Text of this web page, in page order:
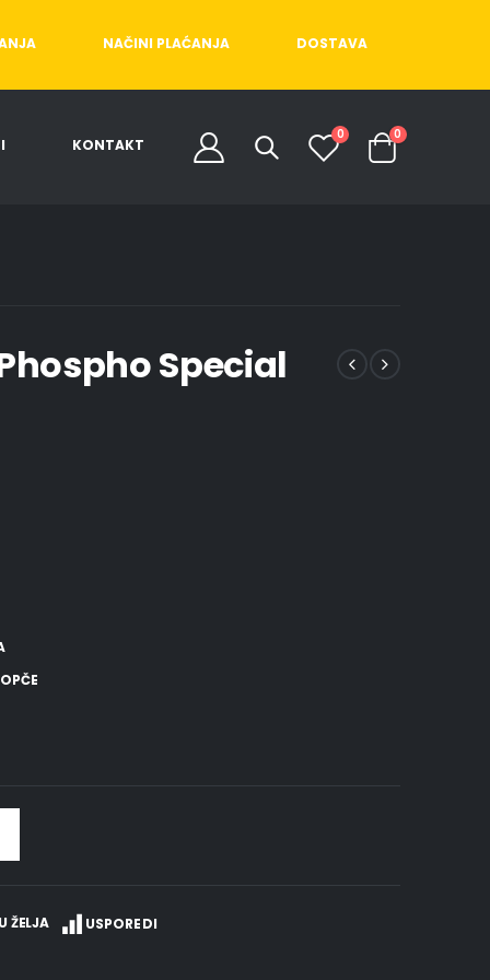
NAČINI PLAĆANJA DOSTAVA
KONTAKT
0 0
Special
ŽELJA USPOREDI